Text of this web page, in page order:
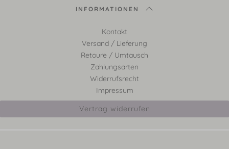
INFORMATIONEN
Kontakt
Versand / Lieferung
Retoure / Umtausch
Zahlungsarten
Widerrufsrecht
Impressum
Vertrag widerrufen